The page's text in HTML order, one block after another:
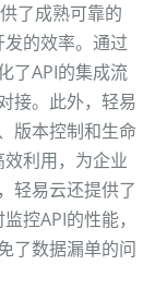
了成熟可靠的
的效率。通过
了API的集成流
接。此外，轻易
版本控制和生命
利用，为企业
轻易云还提供了
控API的性能，
了数据漏单的问